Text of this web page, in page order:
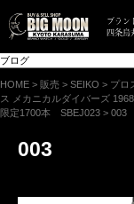
ブラン
四条烏
ブログ
HOME > 販売 > SEIKO > プロ
ス メカニカルダイバーズ
限定1700本 SBEJ023 > 003
003